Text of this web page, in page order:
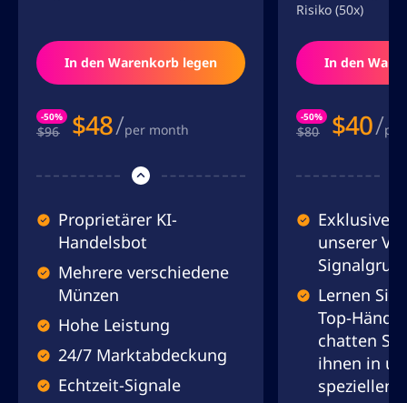
In den Warenkorb legen
-50%
$96 $48/per month
Proprietärer KI-
Handelsbot
Mehrere verschiedene
Münzen
Hohe Leistung
24/7 Marktabdeckung
Echtzeit-Signale
Risiko (50x)
In den
-50%
$80 $40/
Exklusiver
unserer
Lernen Sie
Top-
chatten
ihnen in
speziellen